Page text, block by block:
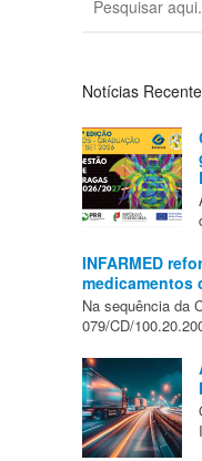
Notícias
INFARMED
medicamentos
Na sequência da
079/CD/